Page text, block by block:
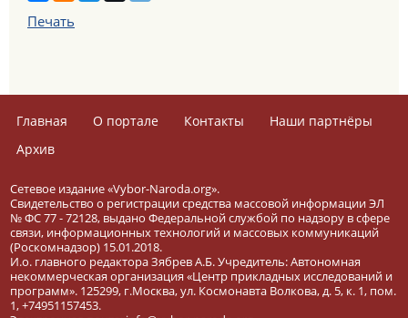
Печать
Главная О портале Контакты
Наши партнёры
Архив
Сетевое издание «Vybor-Naroda.org».
Свидетельство о регистрации средства массовой информации ЭЛ
№ ФС 77 - 72128, выдано Федеральной службой по надзору в сфере
связи, информационных технологий и массовых коммуникаций
(Роскомнадзор) 15.01.2018.
И.о. главного редактора Зябрев А.Б. Учредитель: Автономная
некоммерческая организация «Центр прикладных исследований и
программ». 125299, г.Москва, ул. Космонавта Волкова, д. 5, к. 1, пом.
1, +74951157453.